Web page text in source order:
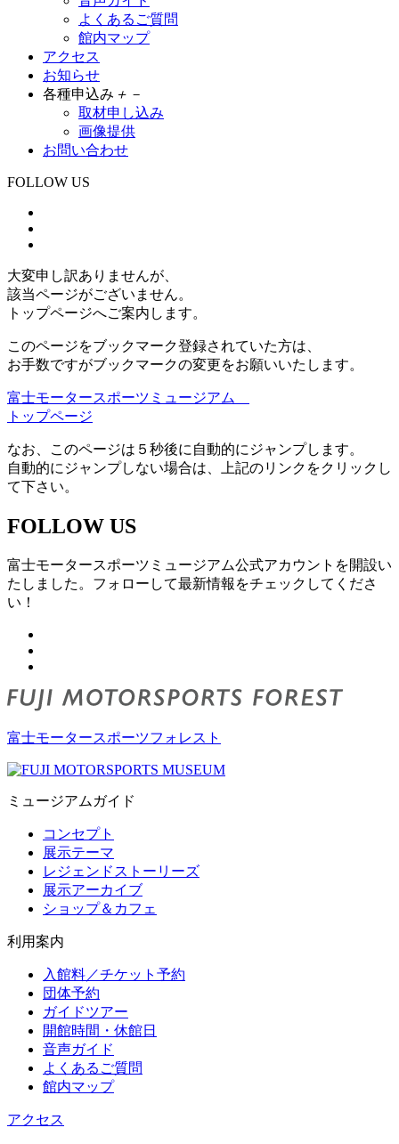
よくあるご質問
館内マップ
アクセス
お知らせ
各種申込み ＋ －
取材申し込み
画像提供
お問い合わせ
FOLLOW US
大変申し訳ありませんが、
該当ページがございません。
トップページへご案内します。
このページをブックマーク登録されていた方は、
お手数ですがブックマークの変更をお願いいたします。
富士モータースポーツミュージアム
トップページ
なお、このページは５秒後に自動的にジャンプします。
自動的にジャンプしない場合は、上記のリンクをクリックし
て下さい。
FOLLOW US
富士モータースポーツミュージアム公式アカウントを開設い
たしました。フォローして最新情報をチェックしてくださ
い！
富士モータースポーツフォレスト
ミュージアムガイド
コンセプト
展示テーマ
レジェンドストーリーズ
展示アーカイブ
ショップ＆カフェ
利用案内
入館料／チケット予約
団体予約
ガイドツアー
開館時間・休館日
音声ガイド
よくあるご質問
館内マップ
アクセス